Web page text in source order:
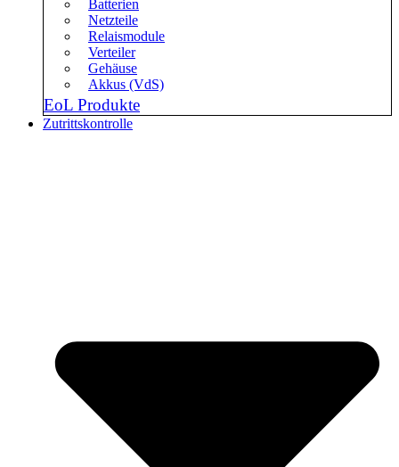
Batterien
Netzteile
Relaismodule
Verteiler
Gehäuse
Akkus (VdS)
EoL Produkte
Zutrittskontrolle